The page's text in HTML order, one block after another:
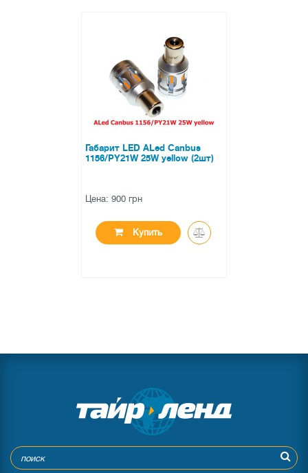
Габарит LED ALed Canbus
1156/PY21W 25W yellow (2шт)
Цена: 900 грн
Купить